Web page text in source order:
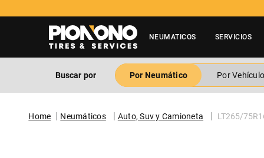
NEUMATICOS SERVICIOS
Buscar por Por Neumático Por Vehículo
Neumáticos Auto, Suv y Camioneta LT265/